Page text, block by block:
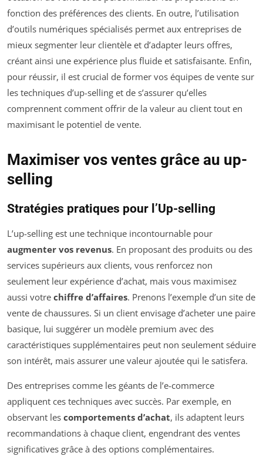
fonction des préférences des clients. En outre, l’utilisation
d’outils numériques spécialisés permet aux entreprises de
mieux segmenter leur clientèle et d’adapter leurs offres,
créant ainsi une expérience plus fluide et satisfaisante. Enfin,
pour réussir, il est crucial de former vos équipes de vente sur
les techniques d’up-selling et de s’assurer qu’elles
comprennent comment offrir de la valeur au client tout en
maximisant le potentiel de vente.
Maximiser vos ventes grâce au up-
selling
Stratégies pratiques pour l’Up-selling
L’up-selling est une technique incontournable pour
augmenter vos revenus. En proposant des produits ou des
services supérieurs aux clients, vous renforcez non
seulement leur expérience d’achat, mais vous maximisez
aussi votre chiffre d’affaires. Prenons l’exemple d’un site de
vente de chaussures. Si un client envisage d’acheter une paire
basique, lui suggérer un modèle premium avec des
caractéristiques supplémentaires peut non seulement séduire
son intérêt, mais assurer une valeur ajoutée qui le satisfera.
Des entreprises comme les géants de l’e-commerce
appliquent ces techniques avec succès. Par exemple, en
observant les comportements d’achat, ils adaptent leurs
recommandations à chaque client, engendrant des ventes
significatives grâce à des options complémentaires.